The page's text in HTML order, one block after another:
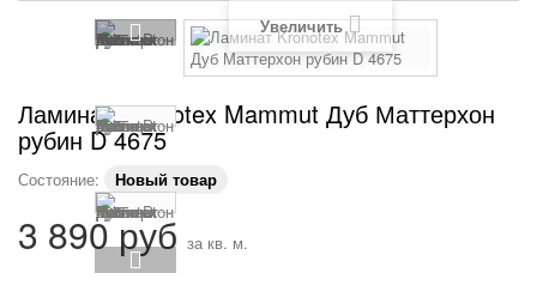
Увеличить
Ламинат Kronotex Mammut Дуб Маттерхон
рубин D 4675
Состояние: Новый товар
3 890 руб за кв. м.